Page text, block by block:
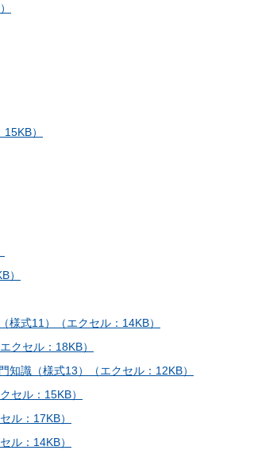
）
）
様式11）（エクセル：14KB）
クセル：18KB）
識（様式13）（エクセル：12KB）
セル：15KB）
ル：17KB）
ル：14KB）